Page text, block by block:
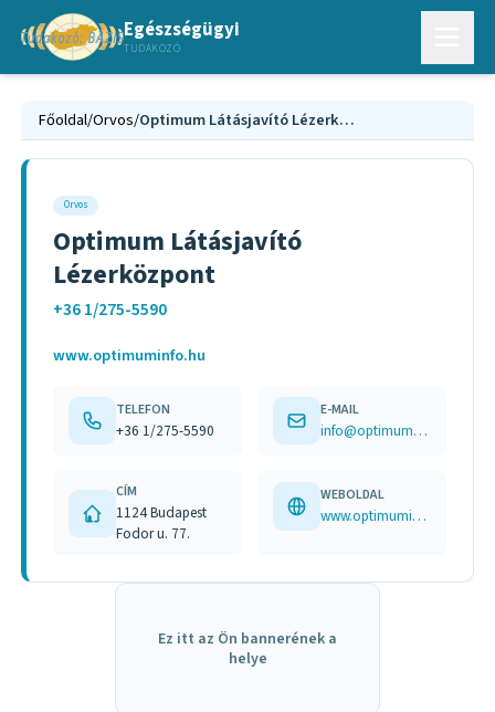
Egészségügyi
TUDAKOZÓ
Főoldal/Orvos/ Optimum Látásjavító Lézerközpont
Orvos
Optimum Látásjavító
Lézerközpont
+36 1/275-5590
www.optimuminfo.hu
TELEFON
+36 1/275-5590
E-MAIL
info@optimuminfo.hu
CÍM
1124 Budapest
Fodor u. 77.
WEBOLDAL
www.optimuminfo.hu
Ez itt az Ön bannerének a
helye